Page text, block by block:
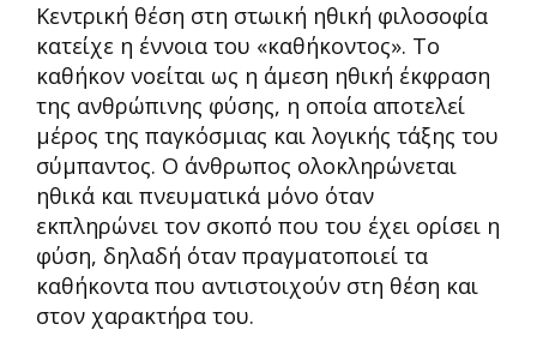
Κεντρική θέση στη στωική ηθική φιλοσοφία
κατείχε η έννοια του «καθήκοντος». Το
καθήκον νοείται ως η άμεση ηθική έκφραση
της ανθρώπινης φύσης, η οποία αποτελεί
μέρος της παγκόσμιας και λογικής τάξης του
σύμπαντος. Ο άνθρωπος ολοκληρώνεται
ηθικά και πνευματικά μόνο όταν
εκπληρώνει τον σκοπό που του έχει ορίσει η
φύση, δηλαδή όταν πραγματοποιεί τα
καθήκοντα που αντιστοιχούν στη θέση και
στον χαρακτήρα του.